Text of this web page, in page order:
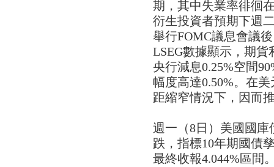
期，其中失業率徘徊
衍生投資者預期下週
舉行FOMC議息會議
LSEG數據顯示，期
央行減息0.25%空間
幅度高達0.50%。在
距縮窄情況下，因而
週一（8日）美國國
跌，指標10年期國債
最終收報4.044%區間